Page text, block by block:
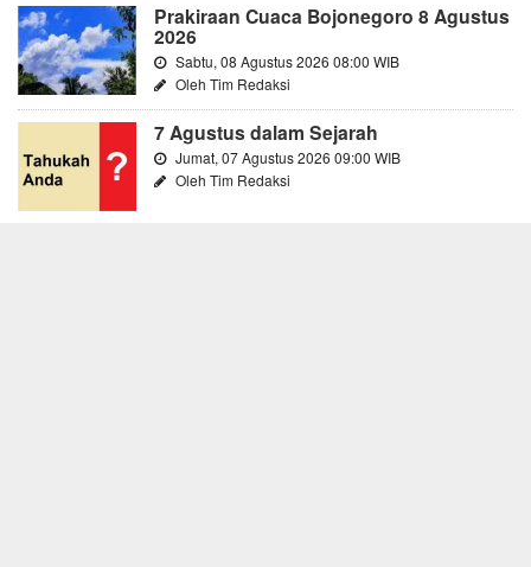
Prakiraan Cuaca Bojonegoro 8 Agustus
2026
Sabtu, 08 Agustus 2026 08:00 WIB
Oleh Tim Redaksi
7 Agustus dalam Sejarah
Jumat, 07 Agustus 2026 09:00 WIB
Oleh Tim Redaksi